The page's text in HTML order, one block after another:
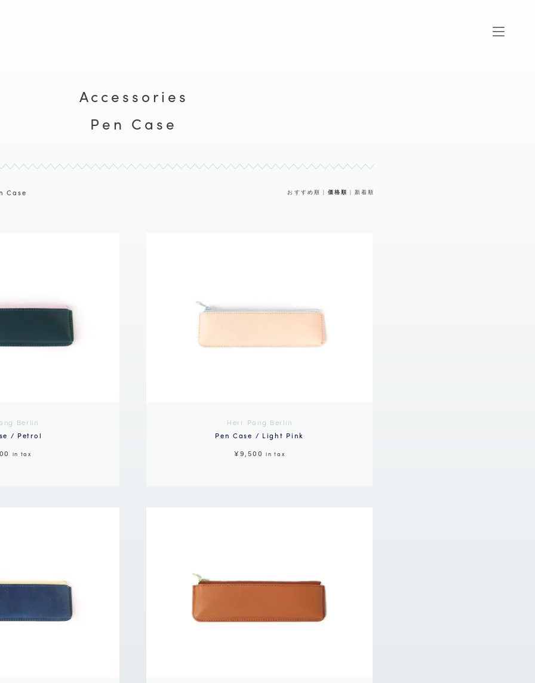
Accessories
Pen Case
Case おすすめ順 価格順 |新着順
Berlin
/ Petrol
in tax
Herr Pong Berlin
Pen Case / Light Pink
¥9,500 in tax